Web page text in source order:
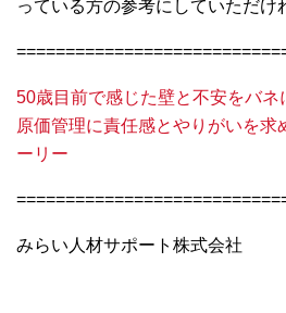
っている方の参考にしていただけ
50歳目前で感じた壁と不安をバネ
原価管理に責任感とやりがいを求
ーリー
みらい人材サポート株式会社